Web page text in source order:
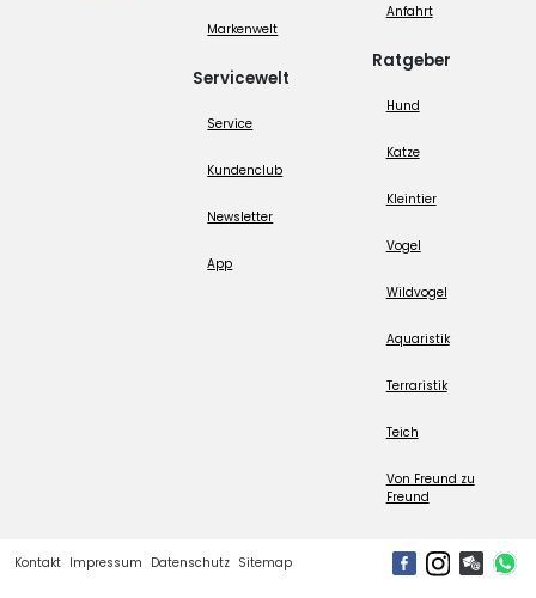
Markenwelt
Servicewelt
Service
Kundenclub
Newsletter
App
Anfahrt
Ratgeber
Hund
Katze
Kleintier
Vogel
Wildvogel
Aquaristik
Terraristik
Teich
Von Freund zu
Freund
Kontakt Impressum Datenschutz Sitemap